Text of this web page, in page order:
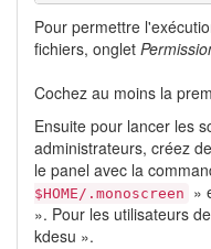
Pour permettre
fichiers, onglet
Cochez au moins la
Ensuite pour lancer les
administrateurs, créez
le panel avec la
$HOME/.monoscreen
»
». Pour les utilisateurs
kdesu ».